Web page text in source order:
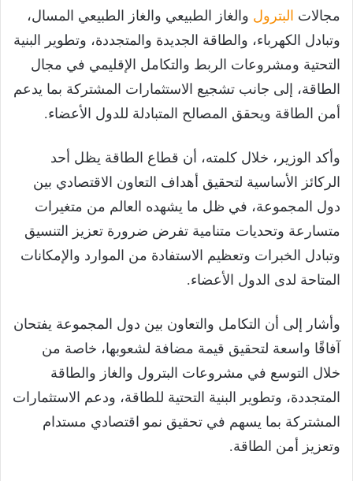
مجالات البترول والغاز الطبيعي والغاز الطبيعي المسال،
وتبادل الكهرباء، والطاقة الجديدة والمتجددة، وتطوير البنية
التحتية ومشروعات الربط والتكامل الإقليمي في مجال
الطاقة، إلى جانب تشجيع الاستثمارات المشتركة بما يدعم
أمن الطاقة ويحقق المصالح المتبادلة للدول الأعضاء.
وأكد الوزير، خلال كلمته، أن قطاع الطاقة يظل أحد
الركائز الأساسية لتحقيق أهداف التعاون الاقتصادي بين
دول المجموعة، في ظل ما يشهده العالم من متغيرات
متسارعة وتحديات متنامية تفرض ضرورة تعزيز التنسيق
وتبادل الخبرات وتعظيم الاستفادة من الموارد والإمكانات
المتاحة لدى الدول الأعضاء.
وأشار إلى أن التكامل والتعاون بين دول المجموعة يفتحان
آفاقًا واسعة لتحقيق قيمة مضافة لشعوبها، خاصة من
خلال التوسع في مشروعات البترول والغاز والطاقة
المتجددة، وتطوير البنية التحتية للطاقة، ودعم الاستثمارات
المشتركة بما يسهم في تحقيق نمو اقتصادي مستدام
وتعزيز أمن الطاقة.